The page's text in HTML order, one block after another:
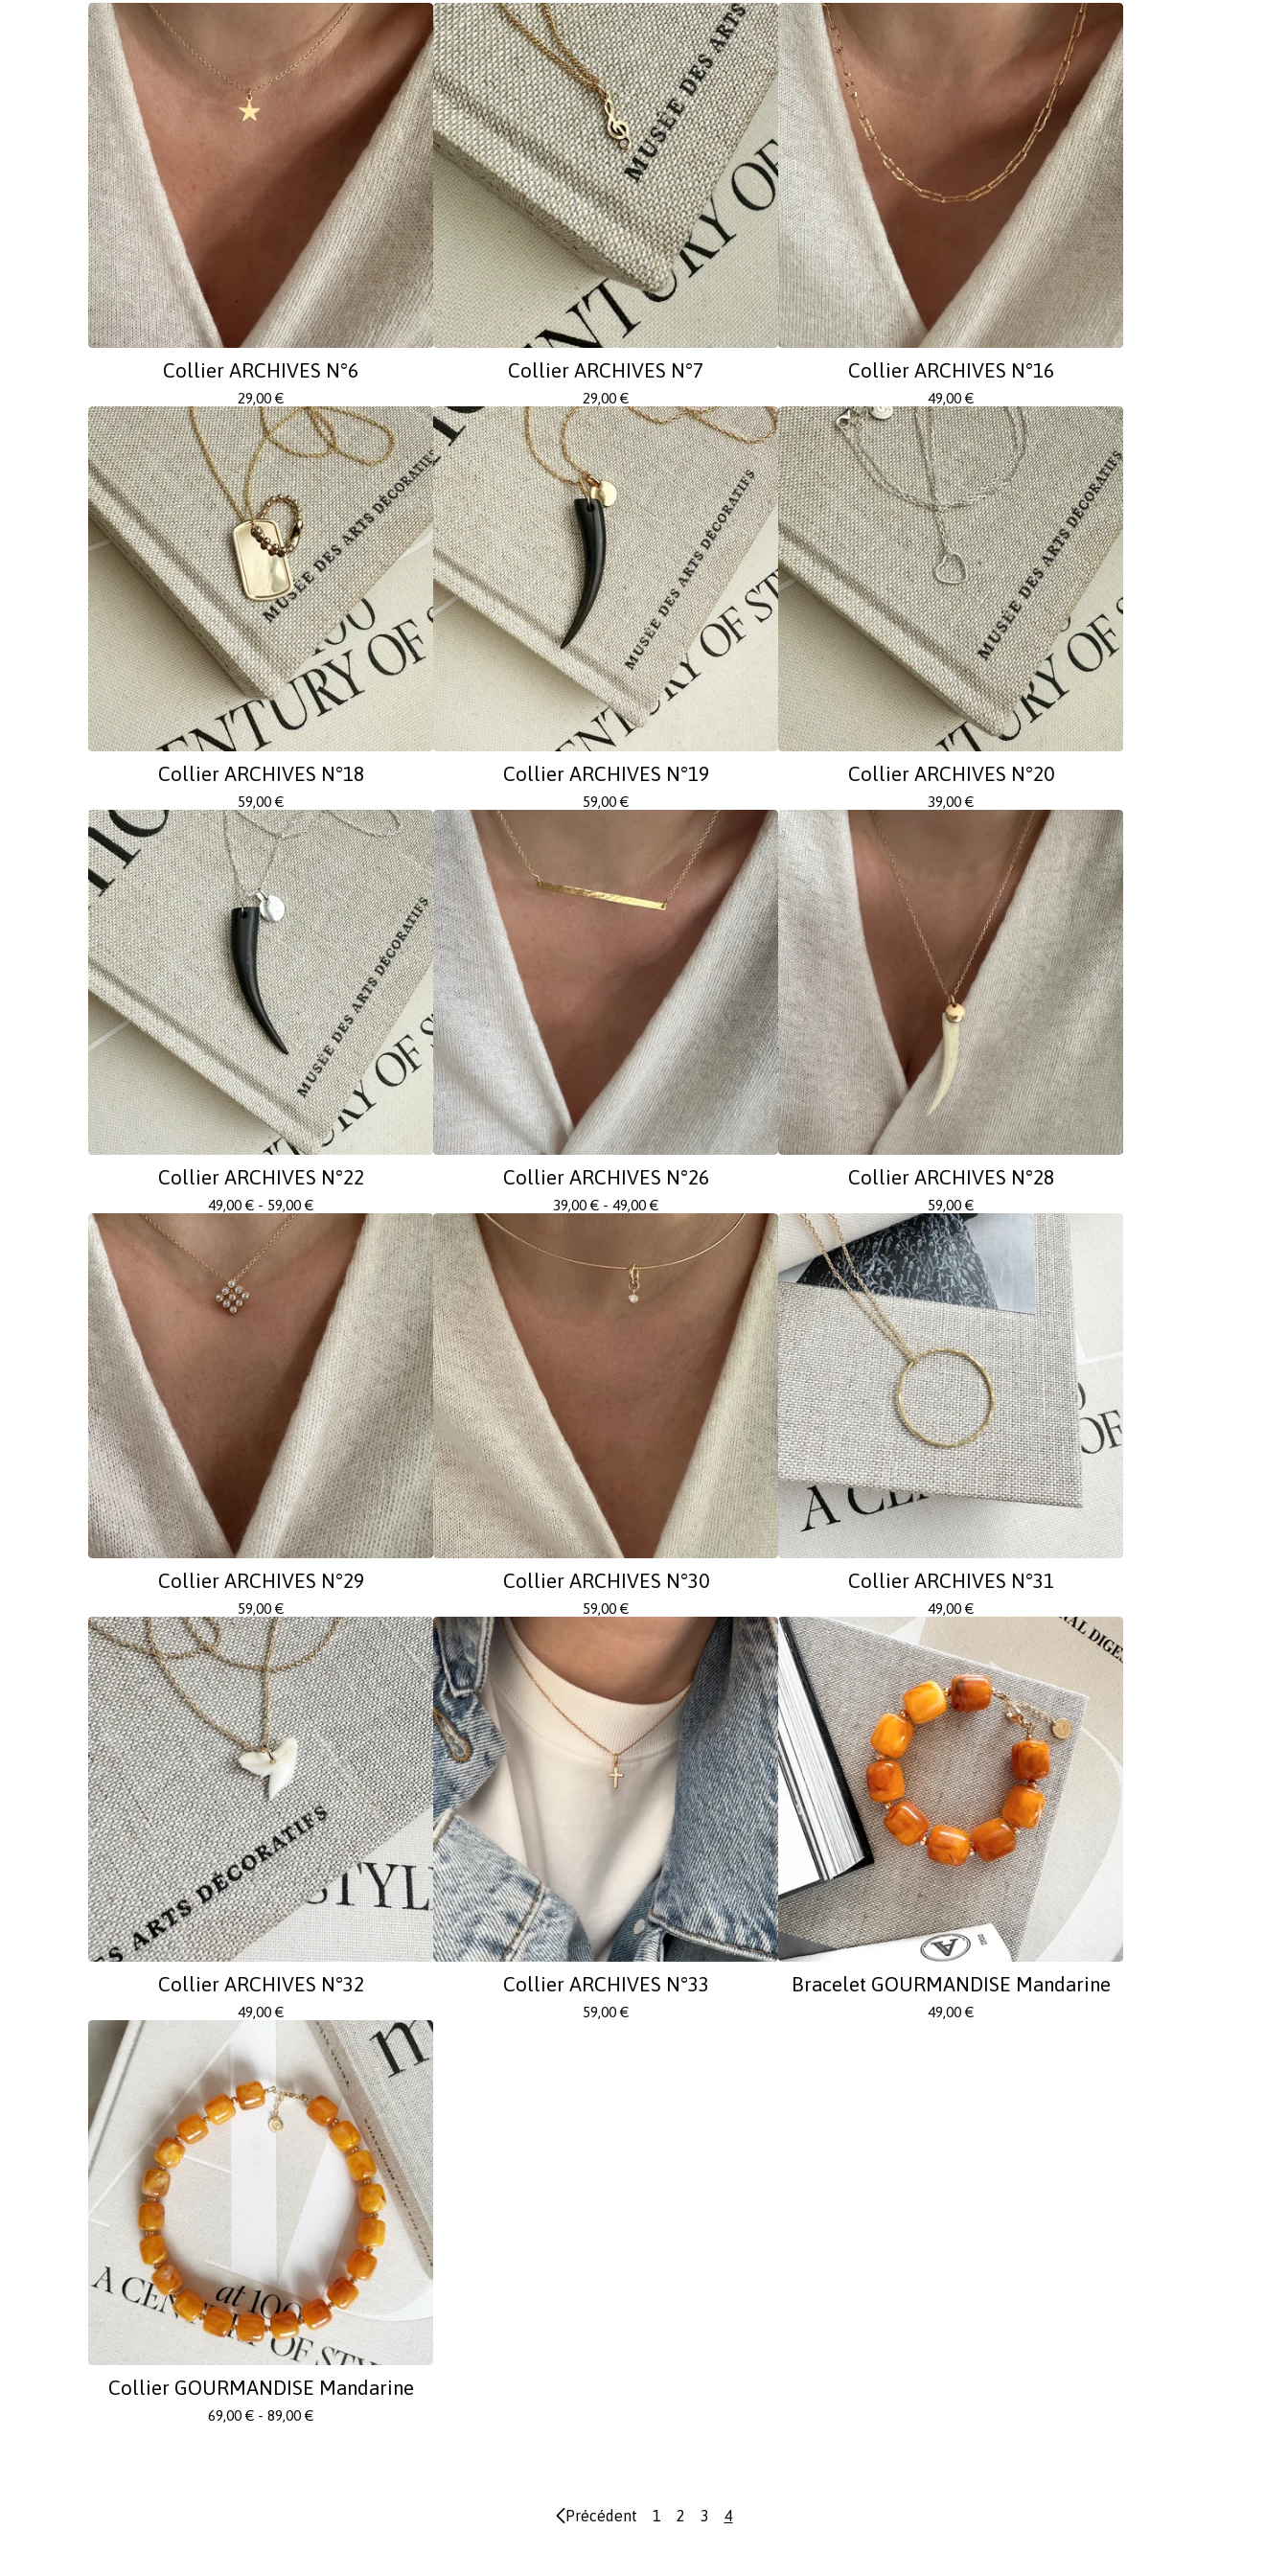
Collier ARCHIVES N°6
29,00 €
Collier ARCHIVES N°7
29,00 €
Collier ARCHIVES N°16
49,00 €
Collier ARCHIVES N°18
59,00 €
Collier ARCHIVES N°19
59,00 €
Collier ARCHIVES N°20
39,00 €
Collier ARCHIVES N°22
49,00 € - 59,00 €
Collier ARCHIVES N°26
39,00 € - 49,00 €
Collier ARCHIVES N°28
59,00 €
Collier ARCHIVES N°29
59,00 €
Collier ARCHIVES N°30
59,00 €
Collier ARCHIVES N°31
49,00 €
Collier ARCHIVES N°32
49,00 €
Collier ARCHIVES N°33
59,00 €
Bracelet GOURMANDISE Mandarine
49,00 €
Collier GOURMANDISE Mandarine
69,00 € - 89,00 €
Précédent 1 2 3 4